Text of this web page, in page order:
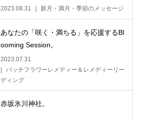
2023.08.31 新月・満月・季節のメッセージ
あなたの「咲く・満ちる」を応援するBl
ooming Session。
2023.07.31
バッチフラワーレメディー＆レメディーリー
ディング
赤坂氷川神社。